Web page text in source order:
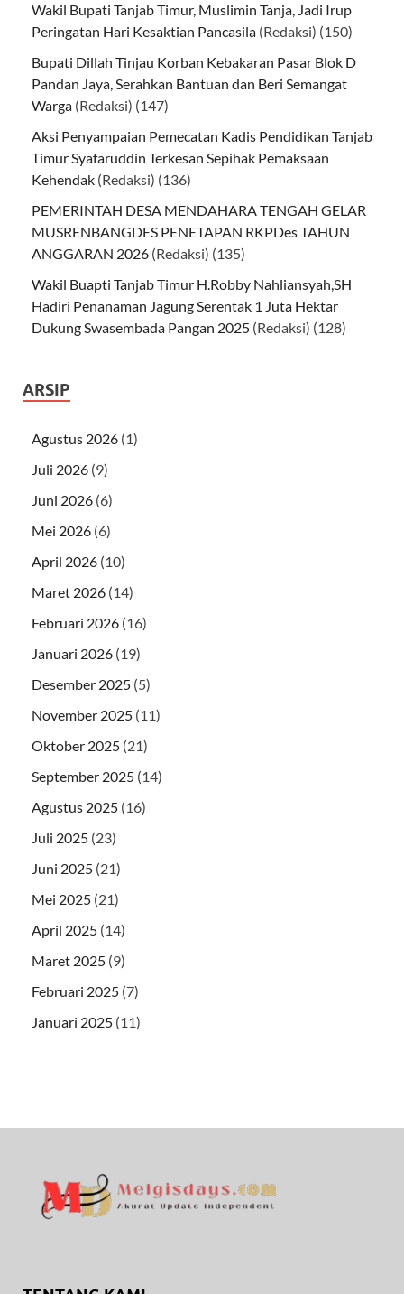
Wakil Bupati Tanjab Timur, Muslimin Tanja, Jadi Irup
Peringatan Hari Kesaktian Pancasila (Redaksi) (150)
Bupati Dillah Tinjau Korban Kebakaran Pasar Blok D
Pandan Jaya, Serahkan Bantuan dan Beri Semangat
Warga (Redaksi) (147)
Aksi Penyampaian Pemecatan Kadis Pendidikan Tanjab
Timur Syafaruddin Terkesan Sepihak Pemaksaan
Kehendak (Redaksi) (136)
PEMERINTAH DESA MENDAHARA TENGAH GELAR
MUSRENBANGDES PENETAPAN RKPDes TAHUN
ANGGARAN 2026 (Redaksi) (135)
Wakil Buapti Tanjab Timur H.Robby Nahliansyah,SH
Hadiri Penanaman Jagung Serentak 1 Juta Hektar
Dukung Swasembada Pangan 2025 (Redaksi) (128)
ARSIP
Agustus 2026 (1)
Juli 2026 (9)
Juni 2026 (6)
Mei 2026 (6)
April 2026 (10)
Maret 2026 (14)
Februari 2026 (16)
Januari 2026 (19)
Desember 2025 (5)
November 2025 (11)
Oktober 2025 (21)
September 2025 (14)
Agustus 2025 (16)
Juli 2025 (23)
Juni 2025 (21)
Mei 2025 (21)
April 2025 (14)
Maret 2025 (9)
Februari 2025 (7)
Januari 2025 (11)